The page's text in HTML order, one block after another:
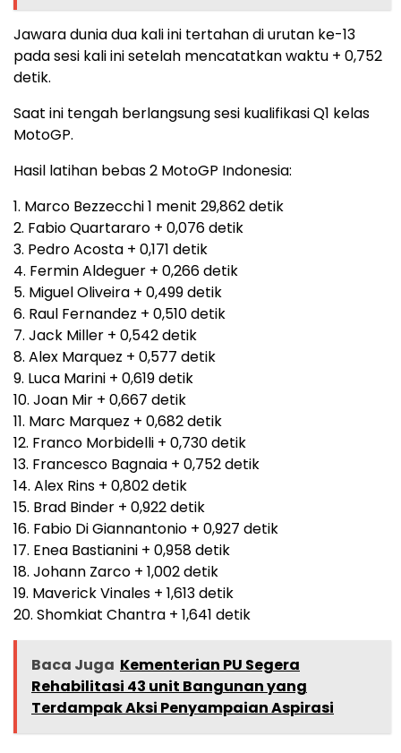
Jawara dunia dua kali ini tertahan di urutan ke-13
pada sesi kali ini setelah mencatatkan waktu + 0,752
detik.
Saat ini tengah berlangsung sesi kualifikasi Q1 kelas
MotoGP.
Hasil latihan bebas 2 MotoGP Indonesia:
1. Marco Bezzecchi 1 menit 29,862 detik
2. Fabio Quartararo + 0,076 detik
3. Pedro Acosta + 0,171 detik
4. Fermin Aldeguer + 0,266 detik
5. Miguel Oliveira + 0,499 detik
6. Raul Fernandez + 0,510 detik
7. Jack Miller + 0,542 detik
8. Alex Marquez + 0,577 detik
9. Luca Marini + 0,619 detik
10. Joan Mir + 0,667 detik
11. Marc Marquez + 0,682 detik
12. Franco Morbidelli + 0,730 detik
13. Francesco Bagnaia + 0,752 detik
14. Alex Rins + 0,802 detik
15. Brad Binder + 0,922 detik
16. Fabio Di Giannantonio + 0,927 detik
17. Enea Bastianini + 0,958 detik
18. Johann Zarco + 1,002 detik
19. Maverick Vinales + 1,613 detik
20. Shomkiat Chantra + 1,641 detik
Baca Juga Kementerian PU Segera
Rehabilitasi 43 unit Bangunan yang
Terdampak Aksi Penyampaian Aspirasi